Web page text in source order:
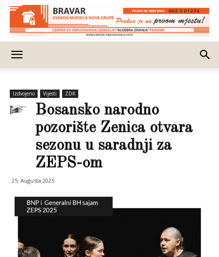
Izdvojeno Vijesti ZDK
Bosansko narodno
pozorište Zenica otvara
sezonu u saradnji za
ZEPS-om
25. Augusta 2025.